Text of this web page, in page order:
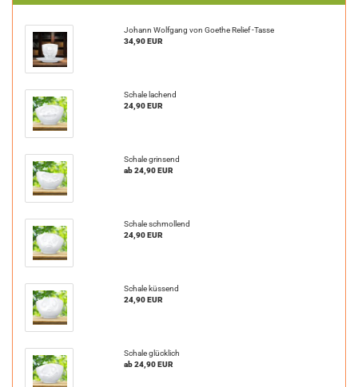
Johann Wolfgang von Goethe Relief -Tasse
34,90 EUR
Schale lachend
24,90 EUR
Schale grinsend
ab 24,90 EUR
Schale schmollend
24,90 EUR
Schale küssend
24,90 EUR
Schale glücklich
ab 24,90 EUR